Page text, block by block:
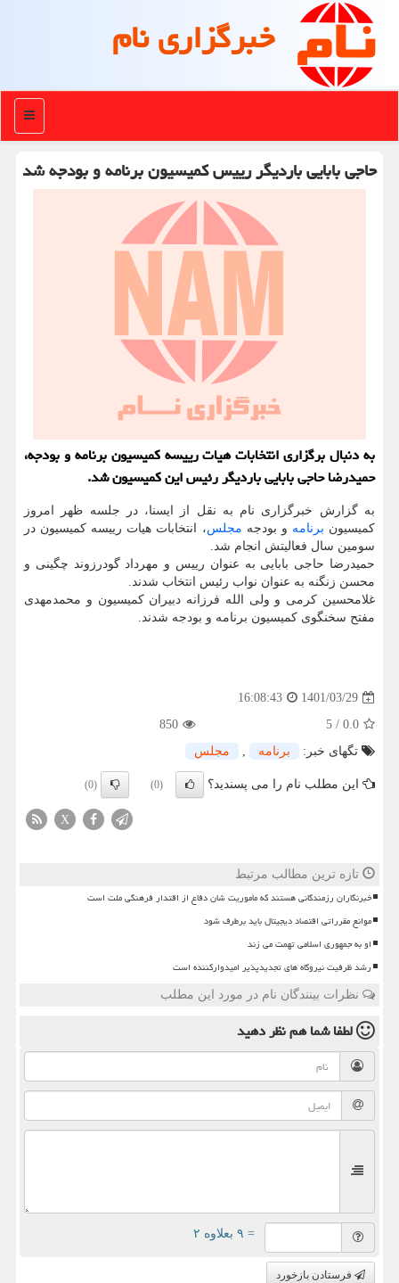
خبرگزاری نام
منو
حاجی بابایی باردیگر رییس کمیسیون برنامه و بودجه شد
به دنبال برگزاری انتخابات هیات رییسه کمیسیون برنامه و بودجه،
حمیدرضا حاجی بابایی باردیگر رئیس این کمیسیون شد.
به گزارش خبرگزاری نام به نقل از ایسنا، در جلسه ظهر امروز
کمیسیون برنامه و بودجه مجلس، انتخابات هیات رییسه کمیسیون در
سومین سال فعالیتش انجام شد.
حمیدرضا حاجی بابایی به عنوان رییس و مهرداد گودرزوند چگینی و
محسن زنگنه به عنوان نواب رئیس انتخاب شدند.
غلامحسین کرمی و ولی الله فرزانه دبیران کمیسیون و محمدمهدی
مفتح سخنگوی کمیسیون برنامه و بودجه شدند.
1401/03/29
16:08:43
0.0
/
5
850
تگهای خبر:
برنامه , مجلس
این مطلب نام را می پسندید؟ (0)
(0)
X
تازه ترین مطالب مرتبط
خبرنگاران رزمندگانی هستند که مأموریت شان دفاع از اقتدار فرهنگی ملت است
موانع مقرراتی اقتصاد دیجیتال باید برطرف شود
او به جمهوری اسلامی تهمت می زند
رشد ظرفیت نیروگاه های تجدیدپذیر امیدوارکننده است
نظرات بینندگان نام در مورد این مطلب
لطفا شما همنظر دهید
= ۹ بعلاوه ۲
فرستادن بازخورد